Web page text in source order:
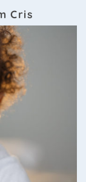
Cris